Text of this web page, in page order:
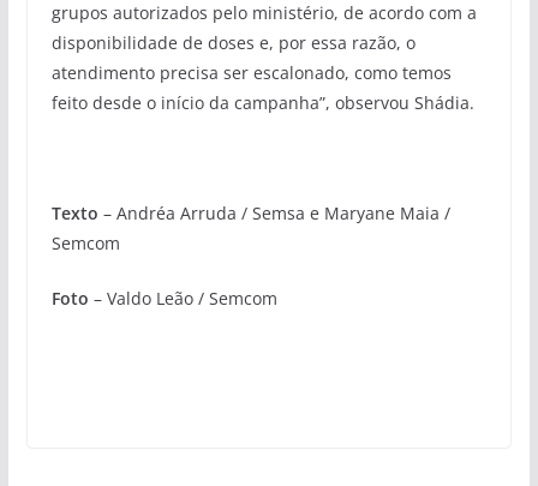
grupos autorizados pelo ministério, de acordo com a
disponibilidade de doses e, por essa razão, o
atendimento precisa ser escalonado, como temos
feito desde o início da campanha”, observou Shádia.
Texto – Andréa Arruda / Semsa e Maryane Maia /
Semcom
Foto – Valdo Leão / Semcom